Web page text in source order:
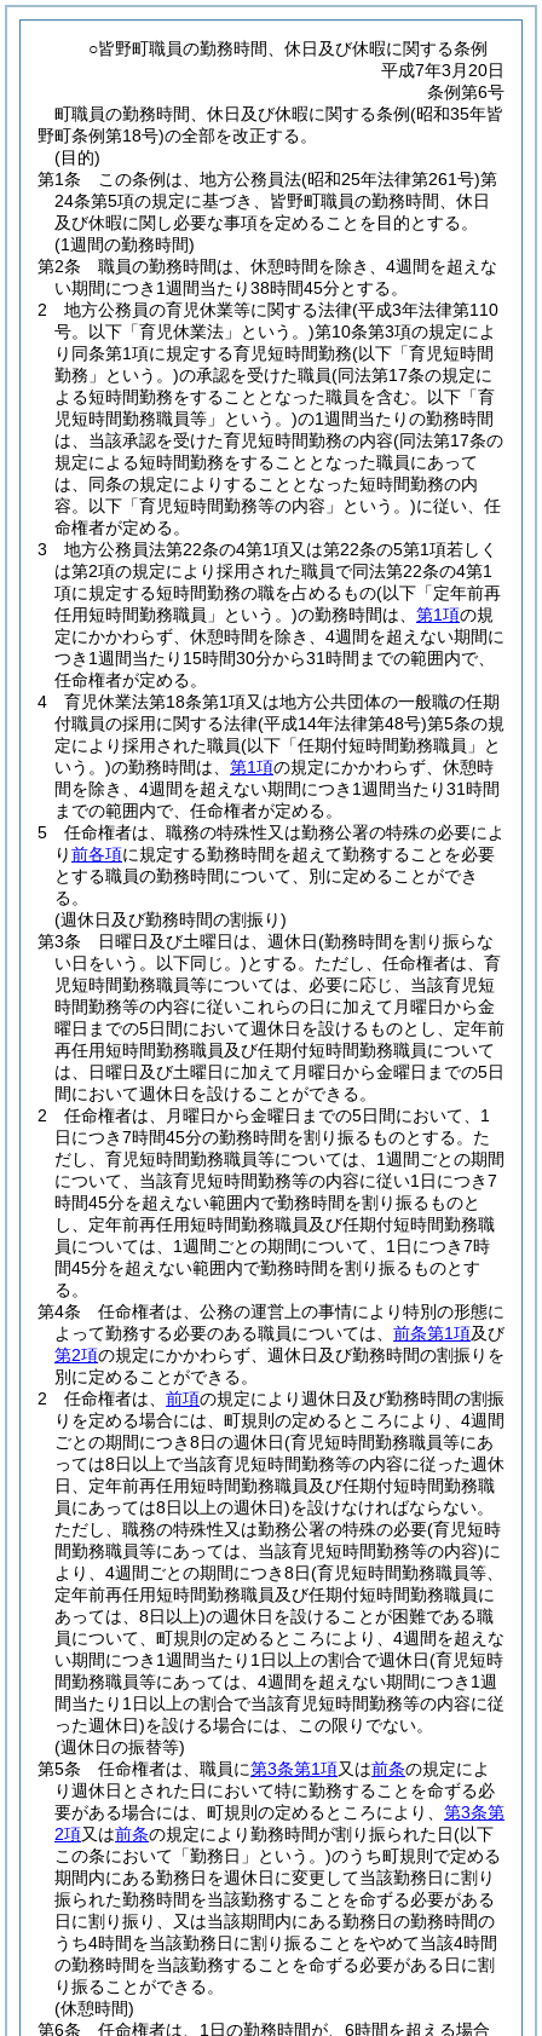
○皆野町職員の勤務時間、休日及び休暇に関する条例
平成7年3月20日
条例第6号
町職員の勤務時間、休日及び休暇に関する条例(昭和35年皆
野町条例第18号)の全部を改正する。
(目的)
第1条
この条例は、地方公務員法(昭和25年法律第261号)第
24条第5項の規定に基づき、皆野町職員の勤務時間、休日
及び休暇に関し必要な事項を定めることを目的とする。
(1週間の勤務時間)
第2条
職員の勤務時間は、休憩時間を除き、4週間を超えな
い期間につき1週間当たり38時間45分とする。
2
地方公務員の育児休業等に関する法律(平成3年法律第110
号。以下「育児休業法」という。)第10条第3項の規定によ
り同条第1項に規定する育児短時間勤務(以下「育児短時間
勤務」という。)の承認を受けた職員(同法第17条の規定に
よる短時間勤務をすることとなった職員を含む。以下「育
児短時間勤務職員等」という。)の1週間当たりの勤務時間
は、当該承認を受けた育児短時間勤務の内容(同法第17条の
規定による短時間勤務をすることとなった職員にあって
は、同条の規定によりすることとなった短時間勤務の内
容。以下「育児短時間勤務等の内容」という。)に従い、任
命権者が定める。
3
地方公務員法第22条の4第1項又は第22条の5第1項若しく
は第2項の規定により採用された職員で同法第22条の4第1
項に規定する短時間勤務の職を占めるもの(以下「定年前再
任用短時間勤務職員」という。)の勤務時間は、 第1項の規
定にかかわらず、休憩時間を除き、4週間を超えない期間に
つき1週間当たり15時間30分から31時間までの範囲内で、
任命権者が定める。
4
育児休業法第18条第1項又は地方公共団体の一般職の任期
付職員の採用に関する法律(平成14年法律第48号)第5条の規
定により採用された職員(以下「任期付短時間勤務職員」と
いう。)の勤務時間は、 第1項の規定にかかわらず、休憩時
間を除き、4週間を超えない期間につき1週間当たり31時間
までの範囲内で、任命権者が定める。
5
任命権者は、職務の特殊性又は勤務公署の特殊の必要によ
り前各項に規定する勤務時間を超えて勤務することを必要
とする職員の勤務時間について、別に定めることができ
る。
(週休日及び勤務時間の割振り)
第3条
日曜日及び土曜日は、週休日(勤務時間を割り振らな
い日をいう。以下同じ。)とする。 ただし、任命権者は、育
児短時間勤務職員等については、必要に応じ、当該育児短
時間勤務等の内容に従いこれらの日に加えて月曜日から金
曜日までの5日間において週休日を設けるものとし、定年前
再任用短時間勤務職員及び任期付短時間勤務職員について
は、日曜日及び土曜日に加えて月曜日から金曜日までの5日
間において週休日を設けることができる。
2
任命権者は、月曜日から金曜日までの5日間において、1
日につき7時間45分の勤務時間を割り振るものとする。 た
だし、育児短時間勤務職員等については、1週間ごとの期間
について、当該育児短時間勤務等の内容に従い1日につき7
時間45分を超えない範囲内で勤務時間を割り振るものと
し、定年前再任用短時間勤務職員及び任期付短時間勤務職
員については、1週間ごとの期間について、1日につき7時
間45分を超えない範囲内で勤務時間を割り振るものとす
る。
第4条
任命権者は、公務の運営上の事情により特別の形態に
よって勤務する必要のある職員については、 前条第1項及び
第2項の規定にかかわらず、週休日及び勤務時間の割振りを
別に定めることができる。
2
任命権者は、 前項の規定により週休日及び勤務時間の割振
りを定める場合には、町規則の定めるところにより、4週間
ごとの期間につき8日の週休日(育児短時間勤務職員等にあ
っては8日以上で当該育児短時間勤務等の内容に従った週休
日、定年前再任用短時間勤務職員及び任期付短時間勤務職
員にあっては8日以上の週休日)を設けなければならない。
ただし、職務の特殊性又は勤務公署の特殊の必要(育児短時
間勤務職員等にあっては、当該育児短時間勤務等の内容)に
より、4週間ごとの期間につき8日(育児短時間勤務職員等、
定年前再任用短時間勤務職員及び任期付短時間勤務職員に
あっては、8日以上)の週休日を設けることが困難である職
員について、町規則の定めるところにより、4週間を超えな
い期間につき1週間当たり1日以上の割合で週休日(育児短時
間勤務職員等にあっては、4週間を超えない期間につき1週
間当たり1日以上の割合で当該育児短時間勤務等の内容に従
った週休日)を設ける場合には、この限りでない。
(週休日の振替等)
第5条
任命権者は、職員に第3条第1項又は前条の規定によ
り週休日とされた日において特に勤務することを命ずる必
要がある場合には、町規則の定めるところにより、 第3条第
2項又は前条の規定により勤務時間が割り振られた日(以下
この条において「勤務日」という。)のうち町規則で定める
期間内にある勤務日を週休日に変更して当該勤務日に割り
振られた勤務時間を当該勤務することを命ずる必要がある
日に割り振り、又は当該期間内にある勤務日の勤務時間の
うち4時間を当該勤務日に割り振ることをやめて当該4時間
の勤務時間を当該勤務することを命ずる必要がある日に割
り振ることができる。
(休憩時間)
第6条
任命権者は、1日の勤務時間が、6時間を超える場合